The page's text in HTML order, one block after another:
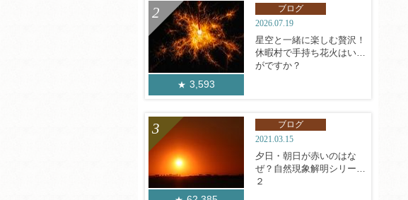
3,593
ブログ
2026.07.19
星空と一緒に楽しむ贅沢！
休暇村で手持ち花火はいか
がですか？
ブログ
2021.03.15
夕日・朝日が赤いのはな
ぜ？自然現象解明シリーズ
２